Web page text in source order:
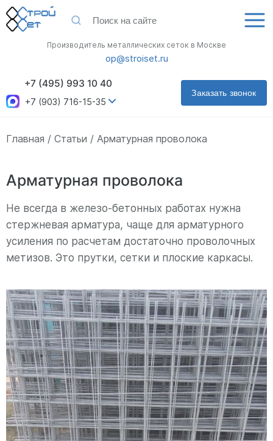
Заказать звонок
+7 (495) 993 10 40
+7 (903) 716-15-35
Производитель металлических сеток в Москве
op@stroiset.ru
Главная Статьи Арматурная проволока
Арматурная проволока
Не всегда в железо-бетонных работах нужна
стержневая арматура, чаще для арматурного
усиления по расчетам достаточно проволочных
метизов. Это прутки, сетки и плоские каркасы.